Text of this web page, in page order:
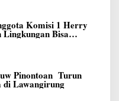
Komisi 1 Herry
Bisa
Pinontoan Turun
di Lawangirung